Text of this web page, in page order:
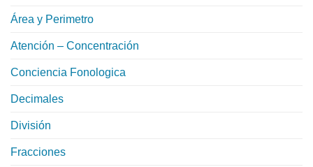
Área y Perimetro
Atención – Concentración
Conciencia Fonologica
Decimales
División
Fracciones